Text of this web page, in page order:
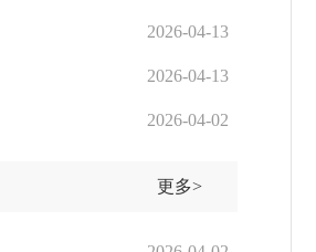
2026-04-13
2026-04-13
2026-04-02
更多>